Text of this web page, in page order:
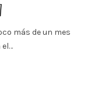
más de un mes